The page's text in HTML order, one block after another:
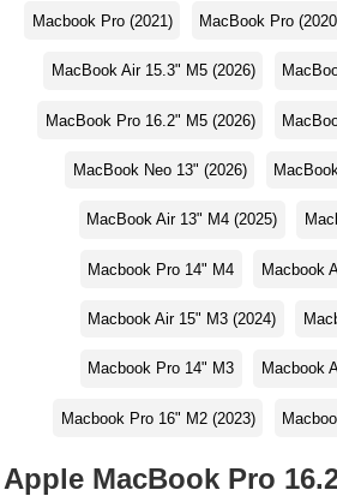
Macbook Pro (2021) MacBook Pro
MacBook Air 15.3" M5 (2026)
MacBook Pro 16.2" M5 (2026)
MacBook Neo 13" (2026)
MacBook Air 13" M4 (2025)
Macbook Pro 14" M4 Macbook
Macbook Air 15" M3 (2024)
Macbook Pro 14" M3 Macbook
Macbook Pro 16" M2 (2023)
Apple MacBook Pro